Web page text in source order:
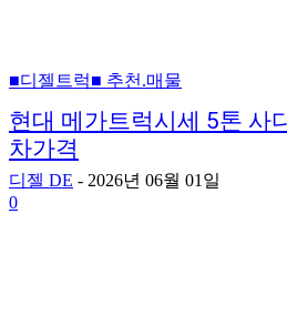
■디젤트럭■ 추천.매물
현대 메가트럭시세 5톤 사
차가격
디젤 DE - 2026년 06월 01일
0